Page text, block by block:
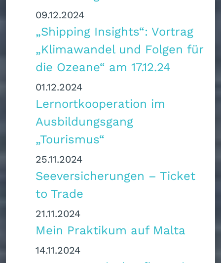
14.11.2024
21.11.2024
Mein Praktikum auf Malta
25.11.2024
Seeversicherungen – Ticket
to Trade
01.12.2024
Lernortkooperation im
Ausbildungsgang
„Tourismus“
09.12.2024
„Shipping Insights“: Vortrag
„Klimawandel und Folgen für
die Ozeane“ am 17.12.24